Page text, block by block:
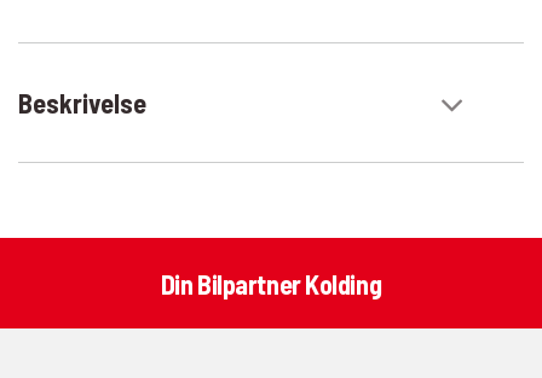
Beskrivelse
Din Bilpartner Kolding